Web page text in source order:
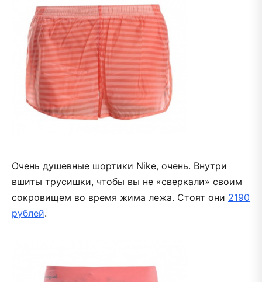
Очень душевные шортики Nike, очень. Внутри
вшиты трусишки, чтобы вы не «сверкали» своим
сокровищем во время жима лежа. Стоят они 2190
рублей.